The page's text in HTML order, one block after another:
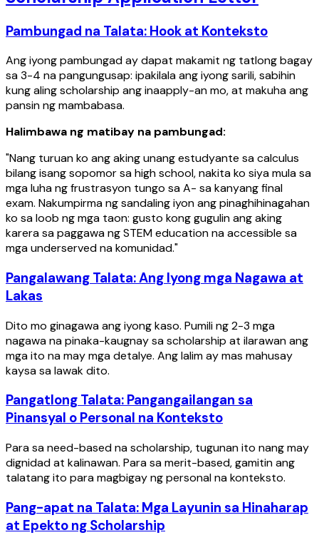
Pambungad na Talata: Hook at Konteksto
Ang iyong pambungad ay dapat makamit ng tatlong bagay
sa 3-4 na pangungusap: ipakilala ang iyong sarili, sabihin
kung aling scholarship ang inaapply-an mo, at makuha ang
pansin ng mambabasa.
Halimbawa ng matibay na pambungad:
"Nang turuan ko ang aking unang estudyante sa calculus
bilang isang sopomor sa high school, nakita ko siya mula sa
mga luha ng frustrasyon tungo sa A- sa kanyang final
exam. Nakumpirma ng sandaling iyon ang pinaghihinagahan
ko sa loob ng mga taon: gusto kong gugulin ang aking
karera sa paggawa ng STEM education na accessible sa
mga underserved na komunidad."
Pangalawang Talata: Ang Iyong mga Nagawa at
Lakas
Dito mo ginagawa ang iyong kaso. Pumili ng 2-3 mga
nagawa na pinaka-kaugnay sa scholarship at ilarawan ang
mga ito na may mga detalye. Ang lalim ay mas mahusay
kaysa sa lawak dito.
Pangatlong Talata: Pangangailangan sa
Pinansyal o Personal na Konteksto
Para sa need-based na scholarship, tugunan ito nang may
dignidad at kalinawan. Para sa merit-based, gamitin ang
talatang ito para magbigay ng personal na konteksto.
Pang-apat na Talata: Mga Layunin sa Hinaharap
at Epekto ng Scholarship